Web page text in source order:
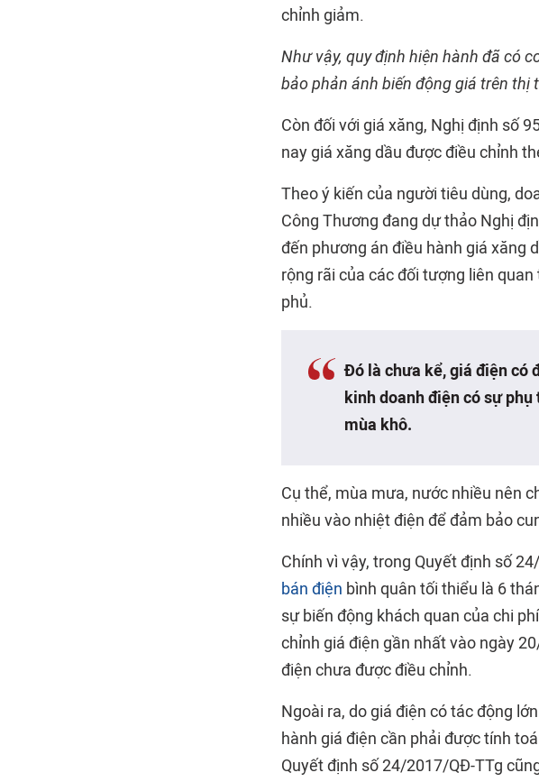
chỉnh giảm.
Như vậy, quy định hiện hành đã có
bảo phản ánh biến động giá trên thị
Còn đối với giá xăng, Nghị định số
nay giá xăng dầu được điều chỉnh
Theo ý kiến của người tiêu dùng,
Công Thương đang dự thảo Nghị
đến phương án điều hành giá xăng
rộng rãi của các đối tượng liên
phủ.
Đó là chưa kể, giá điện có
kinh doanh điện có sự
mùa khô.
Cụ thể, mùa mưa, nước nhiều nên
nhiều vào nhiệt điện để đảm bảo
Chính vì vậy, trong Quyết định số
bán điện bình quân tối thiểu là 6
sự biến động khách quan của chi
chỉnh giá điện gần nhất vào ngày
điện chưa được điều chỉnh.
Ngoài ra, do giá điện có tác động
hành giá điện cần phải được tính
Quyết định số 24/2017/QĐ-TTg